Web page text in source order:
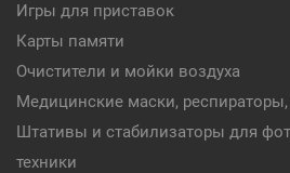
Игры для приставок
Карты памяти
Очистители и мойки воздуха
Медицинские маски,
Штативы и стабилизаторы для
техники